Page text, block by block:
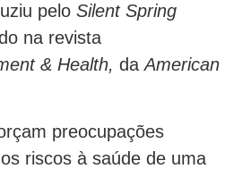
pelo Silent Spring
na revista
& Health, da American
preocupações
riscos à saúde de uma